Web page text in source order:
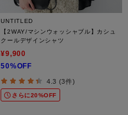
UNTITLED
【2WAY/マシンウォッシャブル】カシュ
クールデザインシャツ
¥9,900
50%OFF
4.3 (3件)
さらに20%OFF